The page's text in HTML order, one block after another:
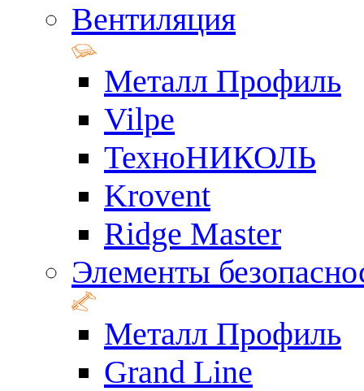
Вентиляция
Металл Профиль
Vilpe
ТехноНИКОЛЬ
Krovent
Ridge Master
Элементы
Металл Профиль
Grand Line